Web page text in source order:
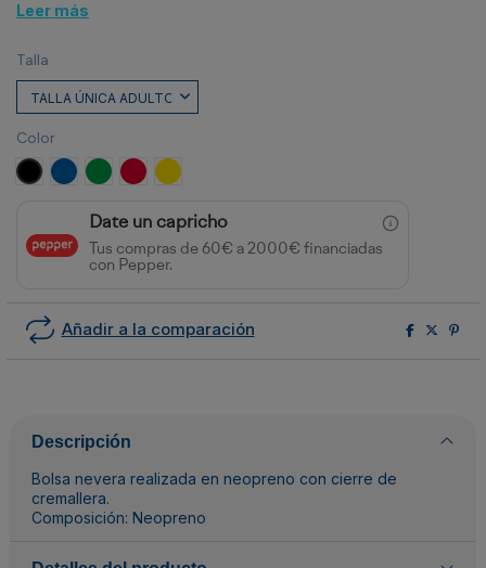
Leer más
Talla
Color
NEGRO ROYAL VERDE HELECHO
ROJO AMARILLO
Date un capricho
Tus compras de 60€ a 2000€ financiadas
con Pepper.
Añadir a la comparación
Descripción
Bolsa nevera realizada en neopreno con cierre de
cremallera.
Composición: Neopreno